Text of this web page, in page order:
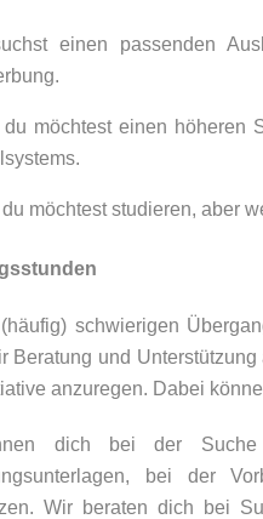
einen passenden
du möchtest einen höheren
möchtest studieren, aber
schwierigen
Beratung und
anzuregen. Dabei
dich bei der Suche
bei der
Wir beraten dich bei